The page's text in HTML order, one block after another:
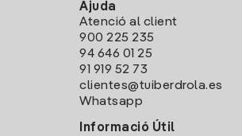
Ajuda
Atenció al client
900 225 235
94 646 01 25
91 919 52 73
clientes@tuiberdrola.es
Whatsapp
Informació Útil